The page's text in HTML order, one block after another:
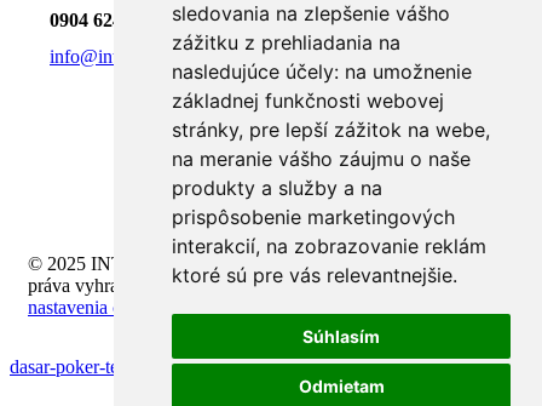
sledovania na zlepšenie vášho
zážitku z prehliadania na
nasledujúce účely: na umožnenie
základnej funkčnosti webovej
stránky, pre lepší zážitok na webe,
na meranie vášho záujmu o naše
produkty a služby a na
prispôsobenie marketingových
interakcií, na zobrazovanie reklám
ktoré sú pre vás relevantnejšie.
Súhlasím
Odmietam
0904 624 918
info@inteli.sk
© 2025 INTELI.SK, s.r.o., všetky
práva vyhradené -
upraviť
nastavenia cookies
dasar-poker-texas-holdem-untuk-pemula